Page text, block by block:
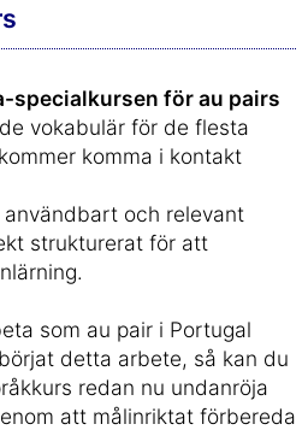
specialkursen för au pairs
vokabulär för de flesta
komma i kontakt
och relevant
strukturerat för att
som au pair i Portugal
detta arbete, så kan du
redan nu undanröja
att målinriktat förbereda